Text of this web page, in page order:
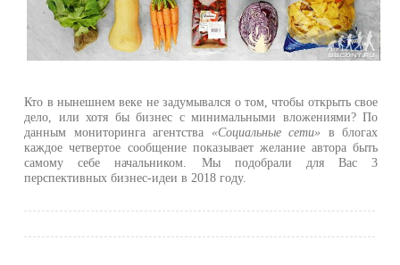
Кто в нынешнем веке не задумывался о том, чтобы открыть свое
дело, или хотя бы бизнес с минимальными вложениями? По
данным мониторинга агентства «Социальные сети» в блогах
каждое четвертое сообщение показывает желание автора быть
самому себе начальником. Мы подобрали для Вас 3
перспективных бизнес-идеи в 2018 году.